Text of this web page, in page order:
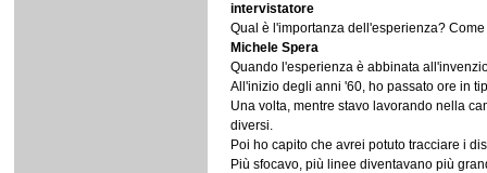
intervistatore
Qual è l'importanza dell'esperienza?
Michele Spera
Quando l'esperienza è abbinata
All'inizio degli anni '60, ho passato ore in
Una volta, mentre stavo lavorando nella
diversi.
Poi ho capito che avrei potuto tracciare i
Più sfocavo, più linee diventavano più